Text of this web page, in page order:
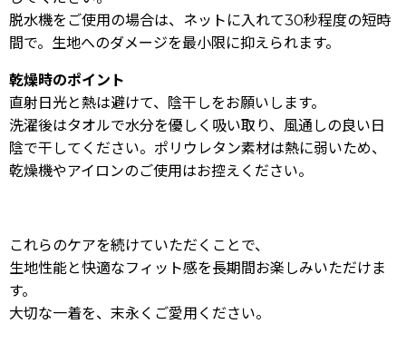
脱水機をご使用の場合は、ネットに入れて30秒程度の短時
間で。生地へのダメージを最小限に抑えられます。
乾燥時のポイント
直射日光と熱は避けて、陰干しをお願いします。
洗濯後はタオルで水分を優しく吸い取り、風通しの良い日
陰で干してください。ポリウレタン素材は熱に弱いため、
乾燥機やアイロンのご使用はお控えください。
これらのケアを続けていただくことで、
生地性能と快適なフィット感を長期間お楽しみいただけま
す。
大切な一着を、末永くご愛用ください。